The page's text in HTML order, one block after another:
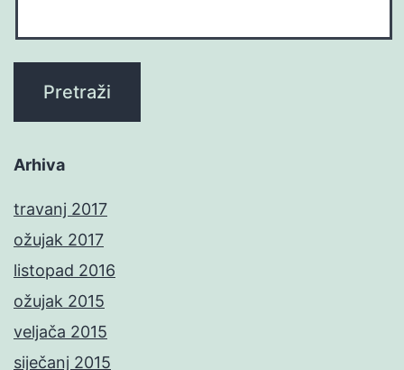
Arhiva
travanj 2017
ožujak 2017
listopad 2016
ožujak 2015
veljača 2015
siječanj 2015